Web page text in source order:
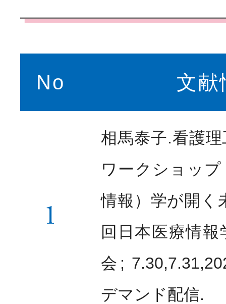
No 文献
1
相馬泰子.看護
ワークショッ
情報）学が開く
回日本医療情
会;
デマンド配信.